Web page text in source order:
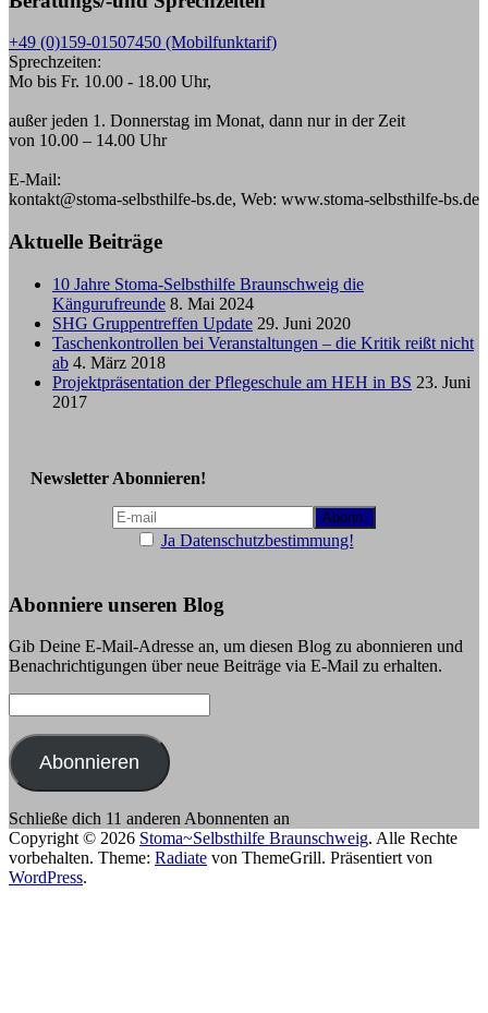
+49 (0)159-01507450 (Mobilfunktarif)
Sprechzeiten:
Mo bis Fr. 10.00 - 18.00 Uhr,
außer jeden 1. Donnerstag im Monat, dann nur in der Zeit
von 10.00 – 14.00 Uhr
E-Mail:
kontakt@stoma-selbsthilfe-bs.de, Web: www.stoma-selbsthilfe-bs.de
Aktuelle Beiträge
10 Jahre Stoma-Selbsthilfe Braunschweig die
Kängurufreunde 8. Mai 2024
SHG Gruppentreffen Update 29. Juni 2020
Taschenkontrollen bei Veranstaltungen – die Kritik reißt nicht
ab 4. März 2018
Projektpräsentation der Pflegeschule am HEH in BS 23. Juni
2017
Newsletter Abonnieren!
Ja Datenschutzbestimmung!
Abonniere unseren Blog
Gib Deine E-Mail-Adresse an, um diesen Blog zu abonnieren und
Benachrichtigungen über neue Beiträge via E-Mail zu erhalten.
Mail-
Adresse:
Abonnieren
Schließe dich 11 anderen Abonnenten an
Copyright © 2026 Stoma~Selbsthilfe Braunschweig. Alle Rechte
vorbehalten. Theme: Radiate von ThemeGrill. Präsentiert von
WordPress.